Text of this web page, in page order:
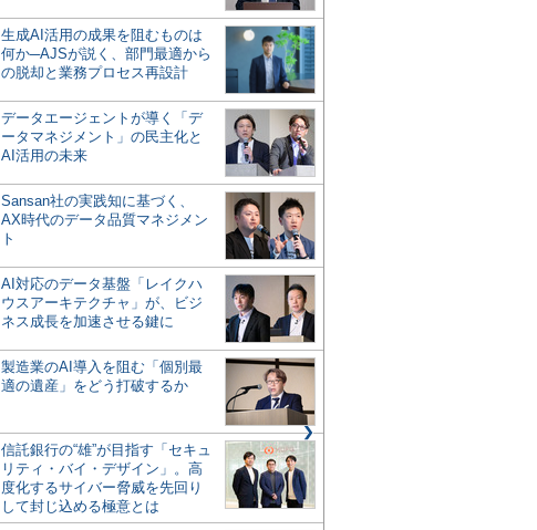
生成AI活用の成果を阻むものは
何か─AJSが説く、部門最適から
の脱却と業務プロセス再設計
データエージェントが導く「デ
ータマネジメント」の民主化と
AI活用の未来
Sansan社の実践知に基づく、
AX時代のデータ品質マネジメン
ト
AI対応のデータ基盤「レイクハ
ウスアーキテクチャ」が、ビジ
ネス成長を加速させる鍵に
製造業のAI導入を阻む「個別最
適の遺産」をどう打破するか
信託銀行の“雄”が目指す「セキュ
リティ・バイ・デザイン」。高
度化するサイバー脅威を先回り
して封じ込める極意とは